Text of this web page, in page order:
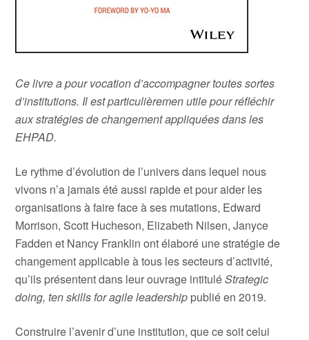
Ce livre a pour vocation d’accompagner toutes sortes
d’institutions. Il est particulièremen utile pour réfléchir
aux stratégies de changement appliquées dans les
EHPAD.
Le rythme d’évolution de l’univers dans lequel nous
vivons n’a jamais été aussi rapide et pour aider les
organisations à faire face à ses mutations, Edward
Morrison, Scott Hucheson, Elizabeth Nilsen, Janyce
Fadden et Nancy Franklin ont élaboré une stratégie de
changement applicable à tous les secteurs d’activité,
qu’ils présentent dans leur ouvrage intituléStrategic
doing, ten skills for agile leadership publié en 2019.
Construire l’avenir d’une institution, que ce soit celui